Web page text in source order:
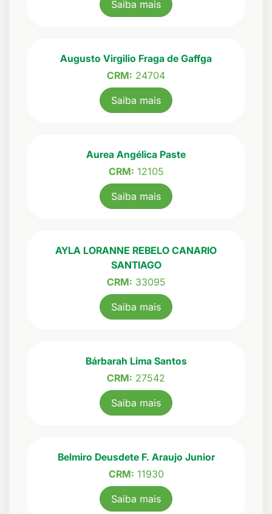
Saiba mais
Augusto Virgilio Fraga de Gaffga
CRM: 24704
Saiba mais
Aurea Angélica Paste
CRM: 12105
Saiba mais
AYLA LORANNE REBELO CANARIO
SANTIAGO
CRM: 33095
Saiba mais
Bárbarah Lima Santos
CRM: 27542
Saiba mais
Belmiro Deusdete F. Araujo Junior
CRM: 11930
Saiba mais